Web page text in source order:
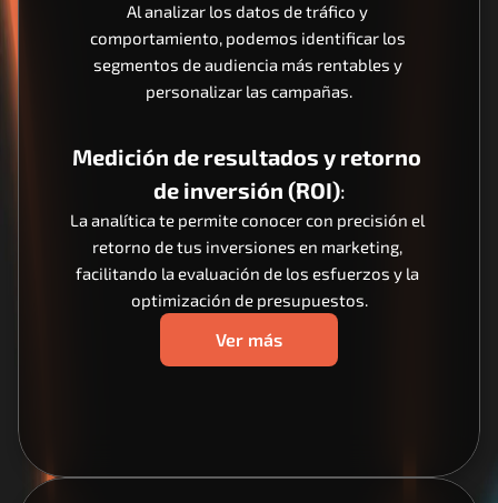
Al analizar los datos de tráfico y
comportamiento, podemos identificar los
segmentos de audiencia más rentables y
personalizar las campañas.
Medición de resultados y retorno
de inversión (ROI):
La analítica te permite conocer con precisión el
retorno de tus inversiones en marketing,
facilitando la evaluación de los esfuerzos y la
optimización de presupuestos.
Ver más